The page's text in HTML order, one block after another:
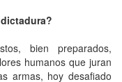
bien preparados,
humanos que juran
armas, hoy desafiado